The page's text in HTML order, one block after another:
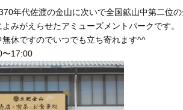
年代佐渡の金山に次いで全国鉱山中第二位
みがえらせたアミューズメントパークです。
無休ですのでいつでも立ち寄れます^^
〜17:00